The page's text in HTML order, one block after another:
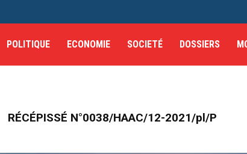
POLITIQUE ECONOMIE SOCIETÉ DOSSIERS
RÉCÉPISSÉ N°0038/HAAC/12-2021/pl/P